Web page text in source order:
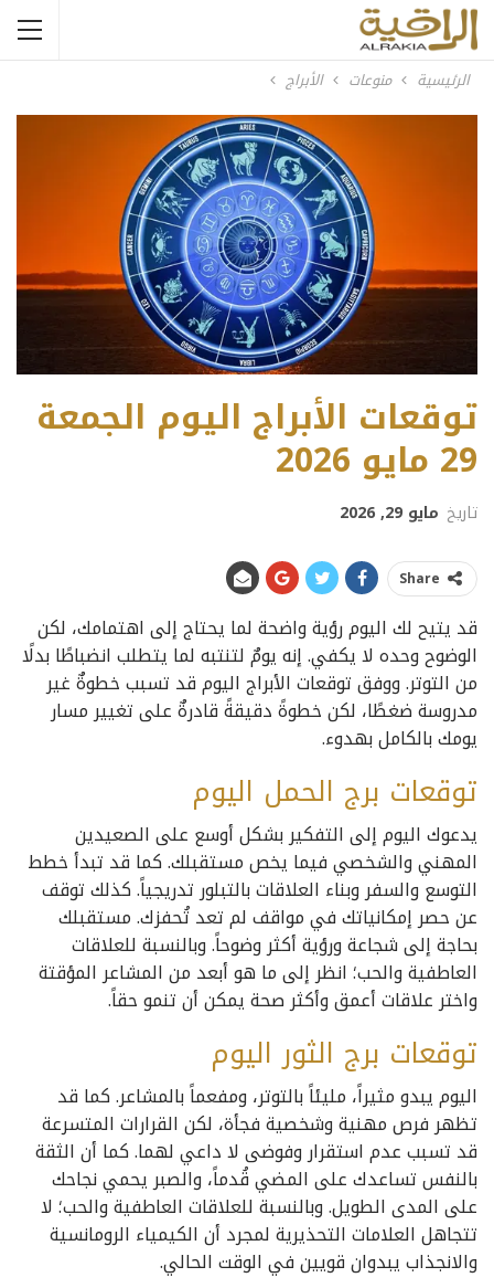
الرئيسية منوعات الأبراج
توقعات الأبراج اليوم الجمعة
29 مايو 2026
تاريخ مايو 29, 2026
Share
قد يتيح لك اليوم رؤية واضحة لما يحتاج إلى اهتمامك، لكن
الوضوح وحده لا يكفي. إنه يومٌ لتنتبه لما يتطلب انضباطًا بدلًا
من التوتر. ووفق توقعات الأبراج اليوم قد تسبب خطوةٌ غير
مدروسة ضغطًا، لكن خطوةً دقيقةً قادرةٌ على تغيير مسار
يومك بالكامل بهدوء.
توقعات برج الحمل اليوم
يدعوك اليوم إلى التفكير بشكل أوسع على الصعيدين
المهني والشخصي فيما يخص مستقبلك. كما قد تبدأ خطط
التوسع والسفر وبناء العلاقات بالتبلور تدريجياً. كذلك توقف
عن حصر إمكانياتك في مواقف لم تعد تُحفزك. مستقبلك
بحاجة إلى شجاعة ورؤية أكثر وضوحاً. وبالنسبة للعلاقات
العاطفية والحب؛ انظر إلى ما هو أبعد من المشاعر المؤقتة
واختر علاقات أعمق وأكثر صحة يمكن أن تنمو حقاً.
توقعات برج الثور اليوم
اليوم يبدو مثيراً، مليئاً بالتوتر، ومفعماً بالمشاعر. كما قد
تظهر فرص مهنية وشخصية فجأة، لكن القرارات المتسرعة
قد تسبب عدم استقرار وفوضى لا داعي لهما. كما أن الثقة
بالنفس تساعدك على المضي قُدماً، والصبر يحمي نجاحك
على المدى الطويل. وبالنسبة للعلاقات العاطفية والحب؛ لا
تتجاهل العلامات التحذيرية لمجرد أن الكيمياء الرومانسية
والانجذاب يبدوان قويين في الوقت الحالي.